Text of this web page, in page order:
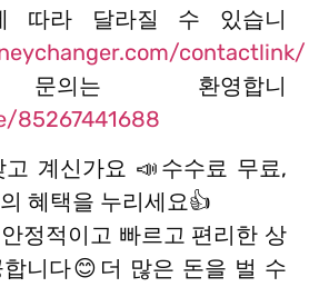
따라 달라질 수 있습니
contactlink/
문의는 환영합니
85267441688
계신가요 📣수수료 무료,
혜택을 누리세요👍
정적이고 빠르고 편리한 상
니다😊더 많은 돈을 벌 수